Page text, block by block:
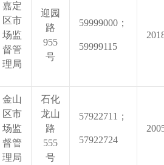
嘉定
区市
场监
督管
理局
迎园
路
955
号
59999000；
59999115
金山
区市
场监
督管
理局
石化
龙山
路
555
号
57922711；
57922724